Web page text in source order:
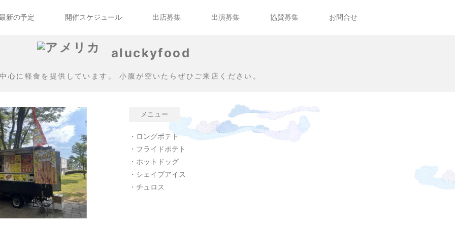
新の予定 開催スケジュール 出店募集 出演募集 協賛募集 お問合せ
aluckyfood
心に軽食を提供しています。 小腹が空いたらぜひご来店ください。
メニュー
・ロングポテト
・フライドポテト
・ホットドッグ
・シェイブアイス
・チュロス